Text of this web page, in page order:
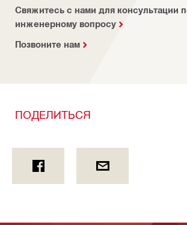
Свяжитесь с нами для консультации
инженерному вопросу
Позвоните нам
ПОДЕЛИТЬСЯ